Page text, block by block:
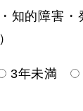
知的障害
3年未満